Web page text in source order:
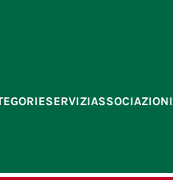
SERVIZIASSOCIAZIONI